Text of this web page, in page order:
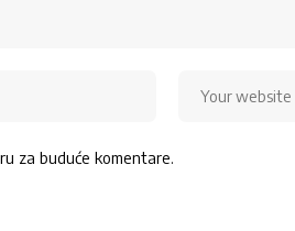
za buduće komentare.